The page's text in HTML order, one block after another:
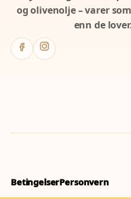
og olivenolje – varer
enn de
BetingelserPersonvern